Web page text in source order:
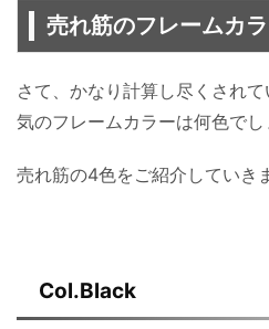
売れ筋のフレームカ
さて、かなり計算し尽くされ
気のフレームカラーは何色でし
売れ筋の4色をご紹介していき
Col.Black